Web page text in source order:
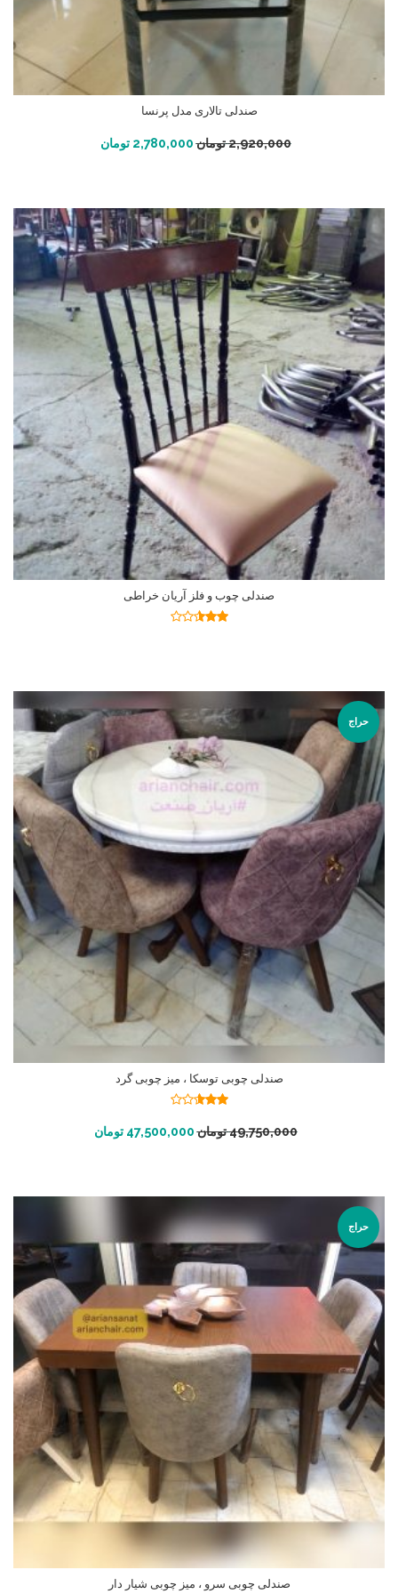
صندلی تالاری مدل پرنسا
2,920,000تومان 2,780,000 تومان افزودن به سبد خرید
صندلی چوب و فلز آریان خراطی
اطلاعات بیشتر
حراج
صندلی چوبی توسکا ، میز چوبی گرد
از 5 49,750,000تومان 47,500,000 تومان افزودن به سبد خرید
حراج
صندلی چوبی سرو ، میز چوبی شیار دار